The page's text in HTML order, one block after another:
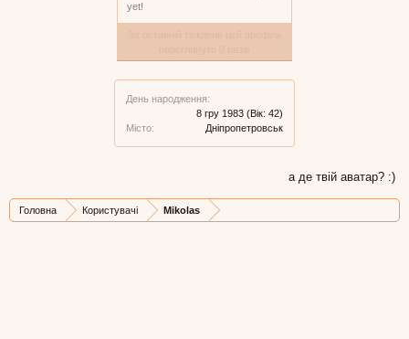
yet!
День народження:
8 гру 1983 (Вік: 42)
Місто:
Дніпропетровськ
а де твій аватар? :)
Головна Користувачі Mikolas